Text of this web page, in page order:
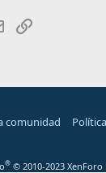
Email
comunidad
® © 2010-2023 XenForo